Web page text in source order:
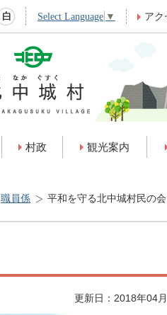
Select Language ▼ アク
村政 観光案内
職員係 平和を守る北中城村民の会
更新日：2018年04